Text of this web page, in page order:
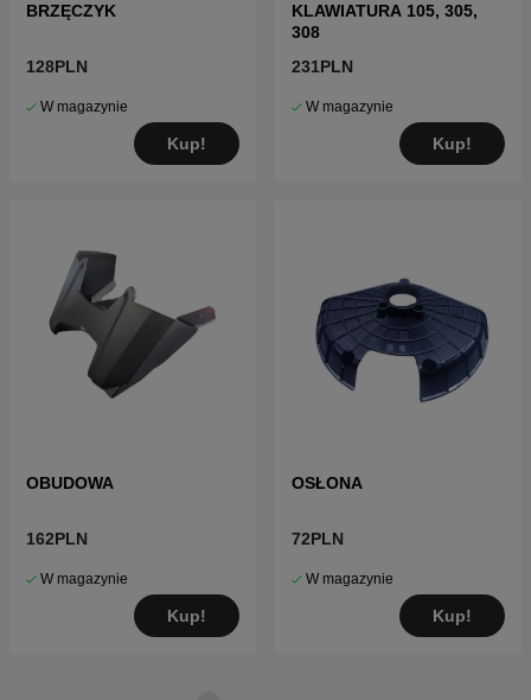
BRZĘCZYK
128PLN
W magazynie
Kup!
KLAWIATURA 105, 305,
308
231PLN
W magazynie
Kup!
OBUDOWA
162PLN
W magazynie
Kup!
OSŁONA
72PLN
W magazynie
Kup!